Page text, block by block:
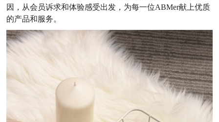
因，从会员诉求和体验感受出发，为每一位ABMer献上优质
的产品和服务。